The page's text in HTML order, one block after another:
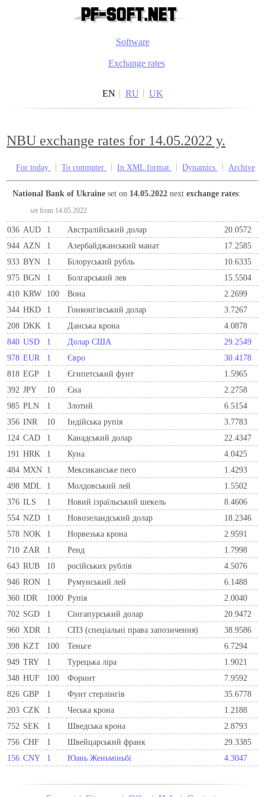
Software
Exchange rates
EN RU UK
NBU exchange rates for 14.05.2022 y.
For today To computer In XML format Dynamics Archive
National Bank of Ukraine set on 14.05.2022 nextexchange rates:
set from 14.05.2022
036 AUD 1 Австралійський долар
20.0572
944 AZN 1 Азербайджанський манат
17.2585
933 BYN 1 Бiлоруський рубль
10.6335
975 BGN 1 Болгарський лев
15.5504
410 KRW 100 Вона
2.2699
344 HKD 1 Гонконгівський долар
3.7267
208 DKK 1 Данська крона
4.0878
840 USD 1 Долар США
29.2549
978 EUR 1 Євро
30.4178
818 EGP 1 Єгипетський фунт
1.5965
392 JPY 10 Єна
2.2758
985 PLN 1 Злотий
6.5154
356 INR 10 Індійська рупія
3.7783
124 CAD 1 Канадський долар
22.4347
191 HRK 1 Куна
4.0425
484 MXN 1 Мексиканське песо
1.4293
498 MDL 1 Молдовський лей
1.5502
376 ILS 1 Новий ізраїльський шекель
8.4606
554 NZD 1 Новозеландський долар
18.2346
578 NOK 1 Норвезька крона
2.9591
710 ZAR 1 Ренд
1.7998
643 RUB 10 російських рублів
4.5076
946 RON 1 Румунський лей
6.1488
360 IDR 1000 Рупія
2.0040
702 SGD 1 Сінгапурський долар
20.9472
960 XDR 1 СПЗ (спеціальні права запозичення)
38.9586
398 KZT 100 Теньге
6.7294
949 TRY 1 Турецька ліра
1.9021
348 HUF 100 Форинт
7.9592
826 GBP 1 Фунт стерлінгів
35.6778
203 CZK 1 Чеська крона
1.2188
752 SEK 1 Шведська крона
2.8793
756 CHF 1 Швейцарський франк
29.3385
156 CNY 1 Юань Женьміньбі 4.3047